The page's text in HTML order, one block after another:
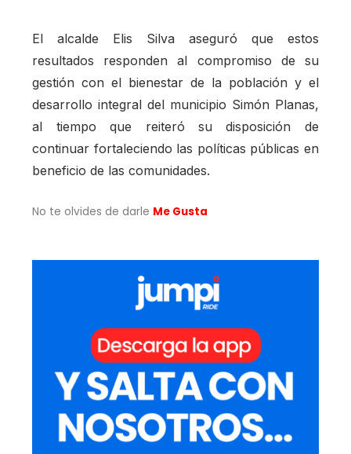
El alcalde Elis Silva aseguró que estos
resultados responden al compromiso de su
gestión con el bienestar de la población y el
desarrollo integral del municipio Simón Planas,
al tiempo que reiteró su disposición de
continuar fortaleciendo las políticas públicas en
beneficio de las comunidades.
No te olvides de darle Me Gusta